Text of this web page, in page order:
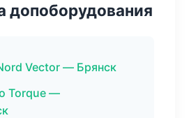
допоборудования
Vector — Брянск
Torque —